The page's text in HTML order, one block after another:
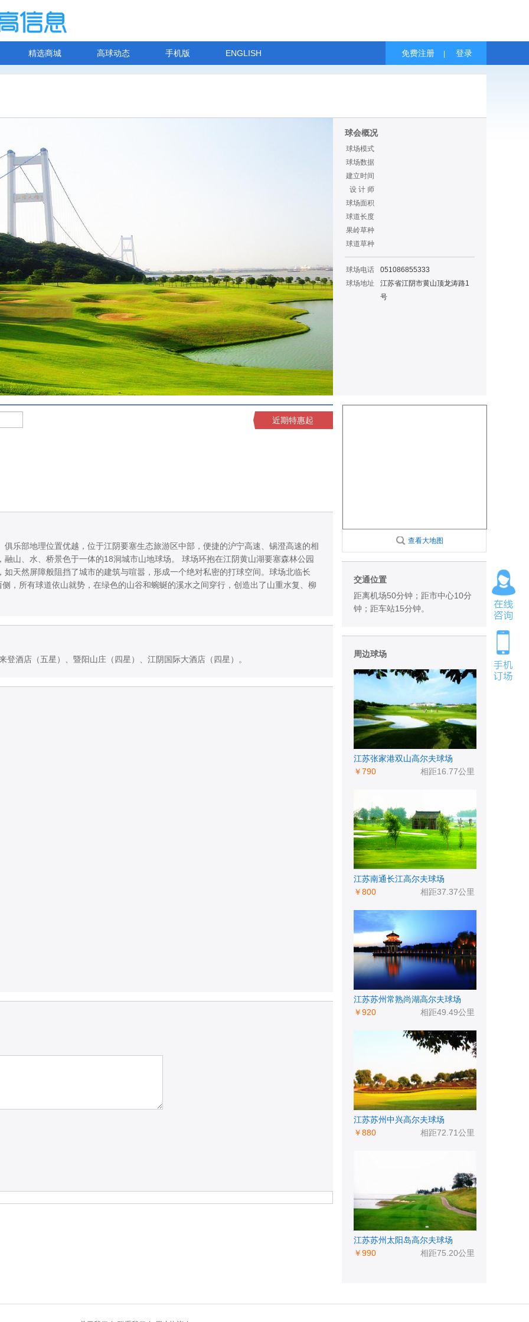
精选商城 高球动态 手机版 ENGLISH 免费注册 登录
球会概况
球场模式
球场数据
建立时间
设 计 师
球场面积
球道长度
果岭草种
球道草种
球场电话
051086855333
球场地址
江苏省江阴市黄山顶龙涛路1
号
近期特惠起
乐部地理位置优越，位于江阴要塞生态旅游区中部，便捷的沪宁高速、锡澄高速的相
山、水、桥景色于一体的18洞城市山地球场。 球场环抱在江阴黄山湖要塞森林公园
天然屏障般阻挡了城市的建筑与喧嚣，形成一个绝对私密的打球空间。球场北临长
，所有球道依山就势，在绿色的山谷和蜿蜒的溪水之间穿行，创造出了山重水复、柳
酒店（五星）、暨阳山庄（四星）、江阴国际大酒店（四星）。
查看大地图
交通位置
距离机场50分钟；距市中心10分
钟；距车站15分钟。
周边球场
江苏张家港双山高尔夫球场
相距16.77公里
￥790
江苏南通长江高尔夫球场
相距37.37公里
￥800
江苏苏州常熟尚湖高尔夫球场
相距49.49公里
￥920
江苏苏州中兴高尔夫球场
相距72.71公里
￥880
江苏苏州太阳岛高尔夫球场
相距75.20公里
￥990